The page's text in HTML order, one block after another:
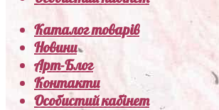
Каталог товарів
Новини
Арт-Блог
Контакти
Особистий кабінет